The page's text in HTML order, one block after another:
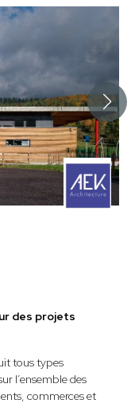
des projets
tous types
l’ensemble des
commerces et